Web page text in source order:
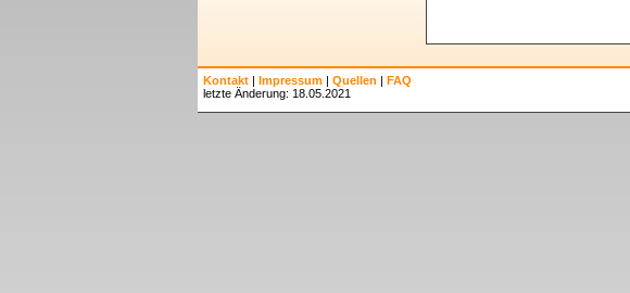
Kontakt | Impressum | Quellen | FAQ
letzte Änderung: 18.05.2021